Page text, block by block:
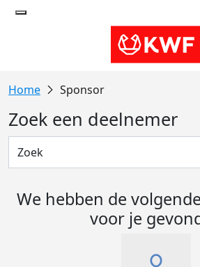
Sponsor
Zoek een deelnemer
We hebben de
voor je